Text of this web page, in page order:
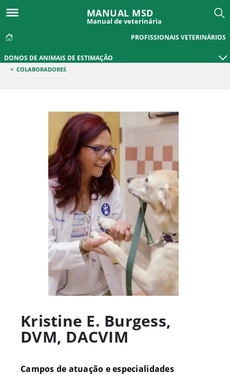
MANUAL MSD
Manual de veterinária
PROFISSIONAIS VETERINÁRIOS
DONOS DE ANIMAIS DE ESTIMAÇÃO
< COLABORADORES
Kristine E. Burgess,
DVM, DACVIM
Campos de atuação e especialidades